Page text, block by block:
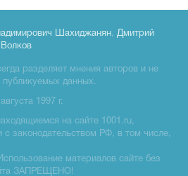
Шахиджанян, Дмитрий
разделяет мнения авторов и не
публикуемых данных.
1997 г.
на сайте 1001.ru,
с законодательством РФ, в том числе,
материалов сайте без
ЗАПРЕЩЕНО!